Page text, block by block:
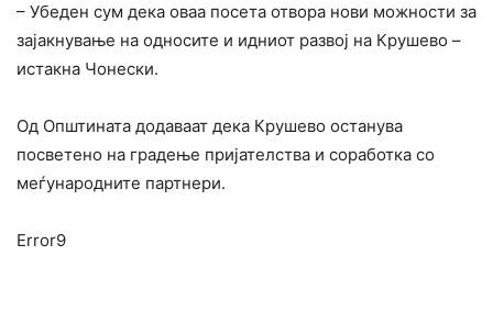
– Убеден сум дека оваа посета отвора нови можности за
зајакнување на односите и идниот развој на Крушево –
истакна Чонески.
Од Општината додаваат дека Крушево останува
посветено на градење пријателства и соработка со
меѓународните партнери.
Error9